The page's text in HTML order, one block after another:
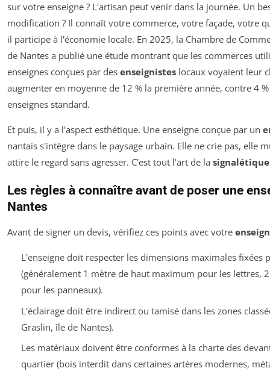
sur votre enseigne ? L'artisan peut venir dans la journée. Un
modification ? Il connaît votre commerce, votre façade, votre
il participe à l'économie locale. En 2025, la Chambre de
de Nantes a publié une étude montrant que les commerces
enseignes conçues par des enseignistes locaux voyaient leur
augmenter en moyenne de 12 % la première année, contre 4
enseignes standard.
Et puis, il y a l'aspect esthétique. Une enseigne conçue par un
nantais s'intègre dans le paysage urbain. Elle ne crie pas, elle
attire le regard sans agresser. C'est tout l'art de la signalétique
Les règles à connaître avant de poser une
Nantes
Avant de signer un devis, vérifiez ces points avec votre
L'enseigne doit respecter les dimensions maximales fixées
(généralement 1 mètre de haut maximum pour les lettres,
pour les panneaux).
L'éclairage doit être indirect ou tamisé dans les zones
Graslin, île de Nantes).
Les matériaux doivent être conformes à la charte des
quartier (bois interdit dans certaines artères modernes,